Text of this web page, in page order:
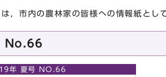
，市内の農林家の皆様への情報紙とし
No.66
年 夏号 NO.66